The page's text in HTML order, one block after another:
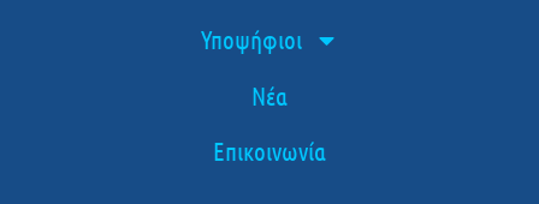
Υποψήφιοι
Νέα
Επικοινωνία